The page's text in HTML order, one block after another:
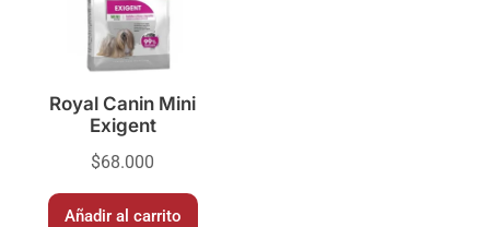
Royal Canin Mini
Exigent
$68.000
Añadir al carrito